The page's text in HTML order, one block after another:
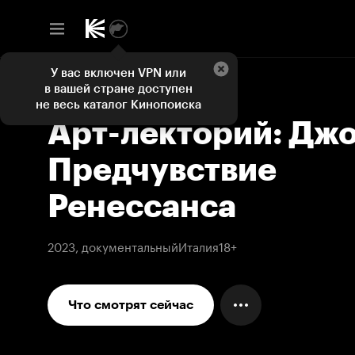
Арт-лекторий:
Предчувствие
Ренессанса
2023, документальныйИталия18+
Что смотрят сейчас
У вас включен VPN или
в вашей стране доступен
не весь каталог Кинопоиска